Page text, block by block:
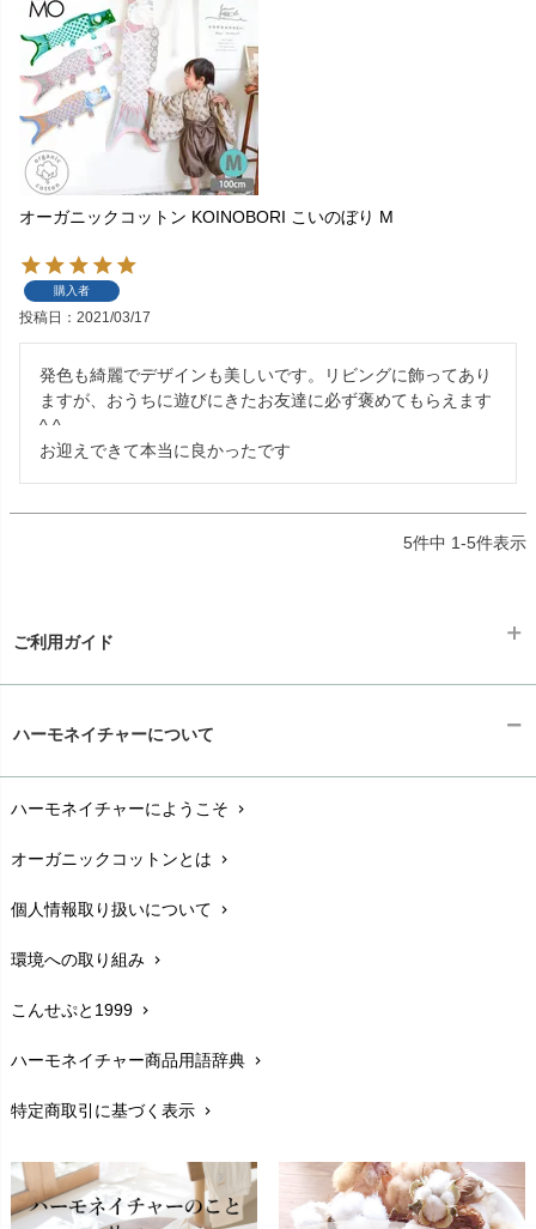
オーガニックコットン KOINOBORI こいのぼり M
購入者
投稿日 2021/03/17
発色も綺麗でデザインも美しいです。リビングに飾ってあり
ますが、おうちに遊びにきたお友達に必ず褒めてもらえます
^ ^
お迎えできて本当に良かったです
5件中 1-5件表示
ご利用ガイド
配送と送料chevron_right
在庫状況と発送予定chevron_right
サイズ・寸法chevron_right
生地・素材chevron_right
お手入れについて
レビューを書こうchevron_right
返品交換chevron_right
FAXでのご注文
お問い合わせchevron_right
ハーモネイチャーについて
ハーモネイチャーにようこそ chevron_right
オーガニックコットンとは chevron_right
個人情報取り扱いについて chevron_right
環境への取り組み chevron_right
こんせぷと1999 chevron_right
ハーモネイチャー商品用語辞典 chevron_right
特定商取引に基づく表示 chevron_right